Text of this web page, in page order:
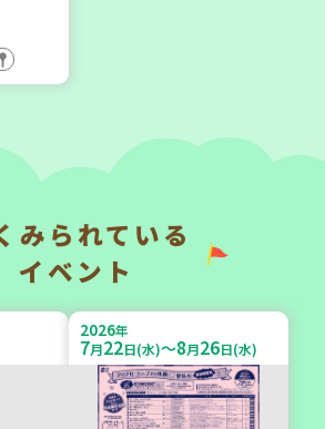
れた
ープ
」
日(土)
中受
2026年
9 月24日(木)
神戸市東灘区
みられている
イベント
2026年
7月22日(水)～8月26日(水)